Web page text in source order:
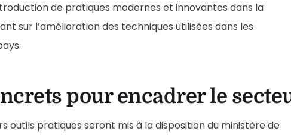
de pratiques modernes et innovantes dans la
sur l’amélioration des techniques utilisées dans les
pour encadrer le
outils pratiques seront mis à la disposition du ministère de